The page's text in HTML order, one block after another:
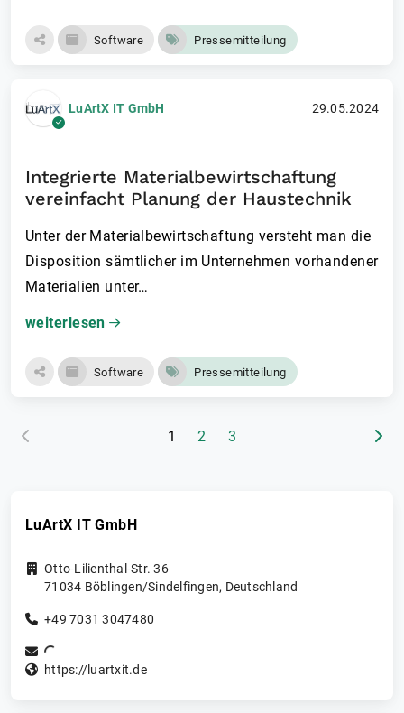
Software Pressemitteilung
LuArtX IT GmbH 29.05.2024
Integrierte Materialbewirtschaftung
vereinfacht Planung der Haustechnik
Unter der Materialbewirtschaft­ung versteht man die
Disposition sämtlicher im Unternehmen vorhandener
Materialien unter…
weiterlesen
Software Pressemitteilung
1 (aktuelle Seite)
2 3
LuArtX IT GmbH
Otto-Lilienthal-Str. 36
71034 Böblingen/Sindelfingen, Deutschland
+49 7031 3047480
https://luartxit.de